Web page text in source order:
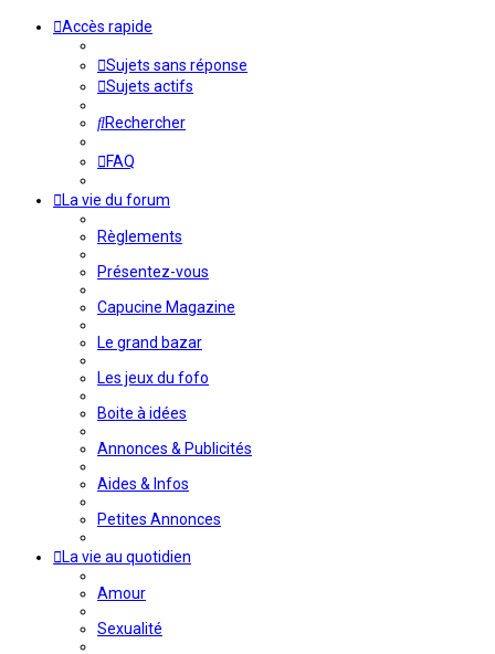
Accès rapide
Sujets sans réponse
Sujets actifs
Rechercher
FAQ
La vie du forum
Règlements
Présentez-vous
Capucine Magazine
Le grand bazar
Les jeux du fofo
Boite à idées
Annonces & Publicités
Aides & Infos
Petites Annonces
La vie au quotidien
Amour
Sexualité